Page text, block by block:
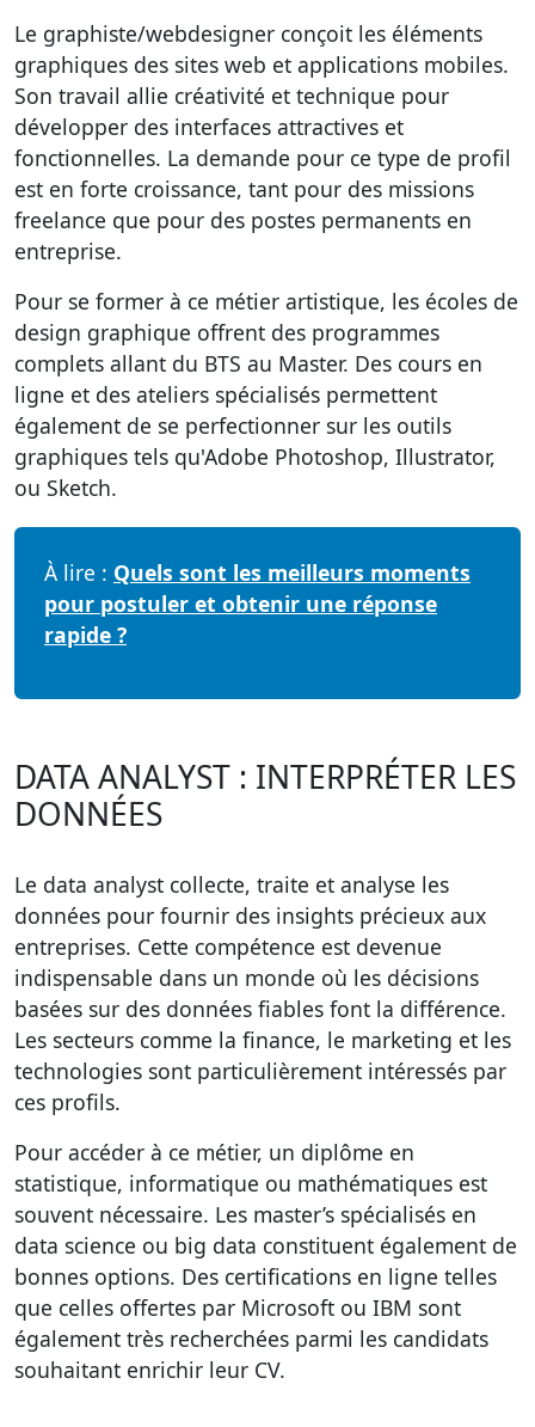
Le graphiste/webdesigner conçoit les éléments
graphiques des sites web et applications mobiles.
Son travail allie créativité et technique pour
développer des interfaces attractives et
fonctionnelles. La demande pour ce type de profil
est en forte croissance, tant pour des missions
freelance que pour des postes permanents en
entreprise.
Pour se former à ce métier artistique, les écoles de
design graphique offrent des programmes
complets allant du BTS au Master. Des cours en
ligne et des ateliers spécialisés permettent
également de se perfectionner sur les outils
graphiques tels qu'Adobe Photoshop, Illustrator,
ou Sketch.
À lire : Quels sont les meilleurs moments
pour postuler et obtenir une réponse
rapide ?
DATA ANALYST : INTERPRÉTER LES
DONNÉES
Le data analyst collecte, traite et analyse les
données pour fournir des insights précieux aux
entreprises. Cette compétence est devenue
indispensable dans un monde où les décisions
basées sur des données fiables font la différence.
Les secteurs comme la finance, le marketing et les
technologies sont particulièrement intéressés par
ces profils.
Pour accéder à ce métier, un diplôme en
statistique, informatique ou mathématiques est
souvent nécessaire. Les master’s spécialisés en
data science ou big data constituent également de
bonnes options. Des certifications en ligne telles
que celles offertes par Microsoft ou IBM sont
également très recherchées parmi les candidats
souhaitant enrichir leur CV.